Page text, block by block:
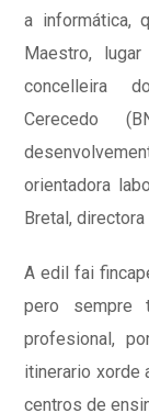
a informática,
Maestro,
concelleira
Cerecedo
orientadora
Bretal, directora
A edil fai
pero sempre
profesional,
itinerario xorde
centros de